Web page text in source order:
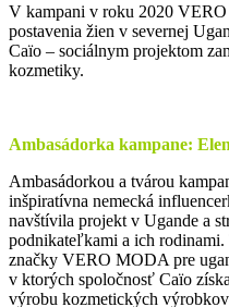
V kampani v roku 2020
postavenia žien v severnej
Caïo – sociálnym projektom
kozmetiky.
Ambasádorka kampane:
Ambasádorkou a tvárou
inšpiratívna nemecká
navštívila projekt v Ugande a
podnikateľkami a ich rodinami.
značky VERO MODA pre
v ktorých spoločnosť Caïo
výrobu kozmetických výrobkov